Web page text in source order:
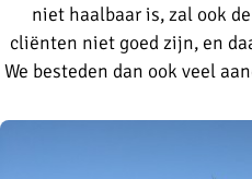
niet haalbaar is, zal ook
cliënten niet goed zijn, en
We besteden dan ook veel